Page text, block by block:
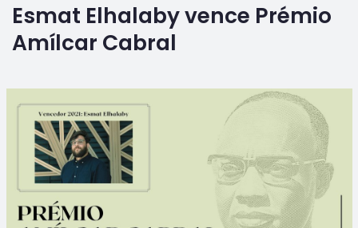
Esmat Elhalaby vence Prémio
Amílcar Cabral